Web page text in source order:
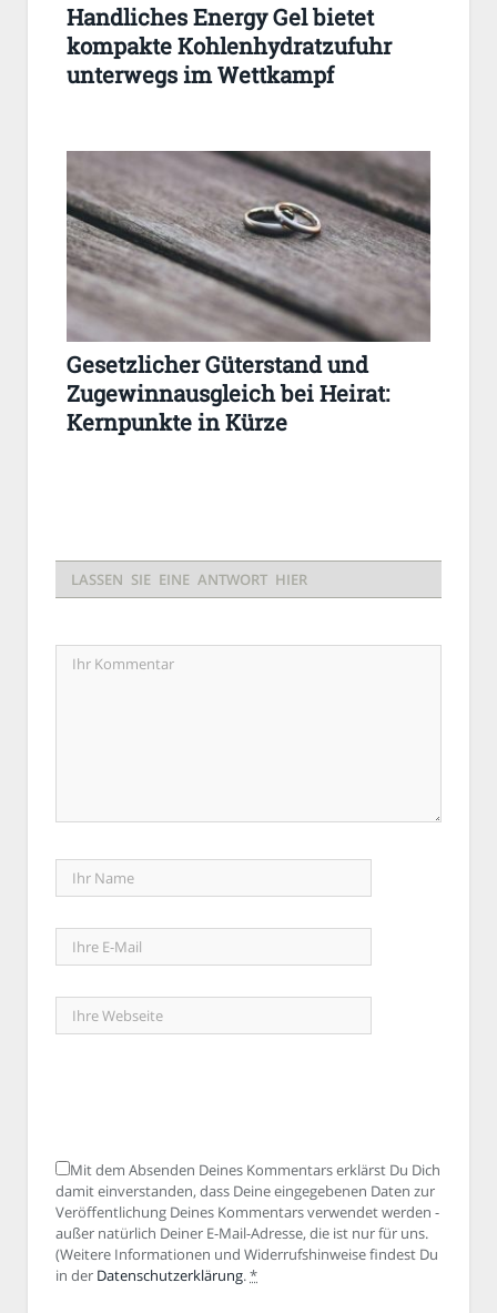
Handliches Energy Gel bietet
kompakte Kohlenhydratzufuhr
unterwegs im Wettkampf
Gesetzlicher Güterstand und
Zugewinnausgleich bei Heirat:
Kernpunkte in Kürze
LASSEN SIE EINE ANTWORT HIER
Mit dem Absenden Deines Kommentars erklärst Du Dich
damit einverstanden, dass Deine eingegebenen Daten zur
Veröffentlichung Deines Kommentars verwendet werden -
außer natürlich Deiner E-Mail-Adresse, die ist nur für uns.
(Weitere Informationen und Widerrufshinweise findest Du
in der Datenschutzerklärung.*